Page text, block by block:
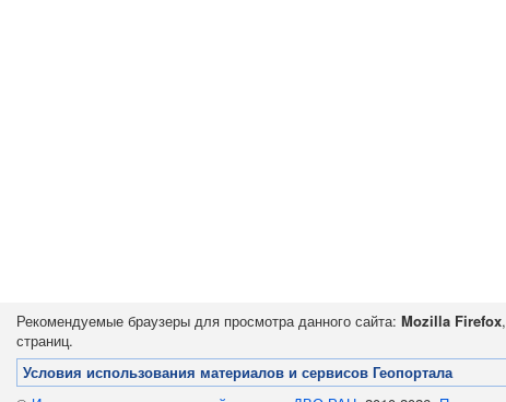
Рекомендуемые браузеры для просмотра данного сайта: Mozilla Firefox,
страниц.
Условия использования материалов и сервисов Геопортала